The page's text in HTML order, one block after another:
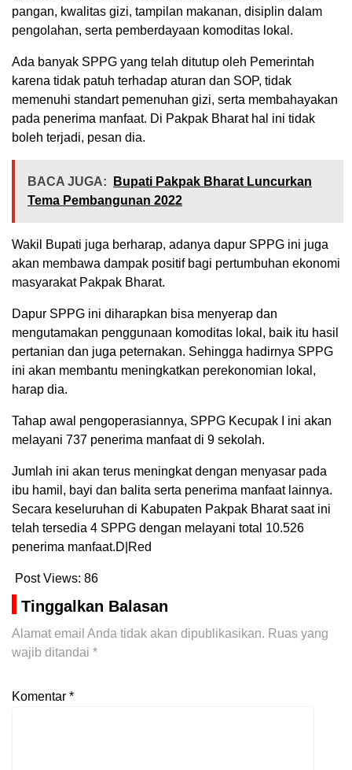
pangan, kwalitas gizi, tampilan makanan, disiplin dalam
pengolahan, serta pemberdayaan komoditas lokal.
Ada banyak SPPG yang telah ditutup oleh Pemerintah
karena tidak patuh terhadap aturan dan SOP, tidak
memenuhi standart pemenuhan gizi, serta membahayakan
pada penerima manfaat. Di Pakpak Bharat hal ini tidak
boleh terjadi, pesan dia.
BACA JUGA:
Bupati Pakpak Bharat Luncurkan
Tema Pembangunan 2022
Wakil Bupati juga berharap, adanya dapur SPPG ini juga
akan membawa dampak positif bagi pertumbuhan ekonomi
masyarakat Pakpak Bharat.
Dapur SPPG ini diharapkan bisa menyerap dan
mengutamakan penggunaan komoditas lokal, baik itu hasil
pertanian dan juga peternakan. Sehingga hadirnya SPPG
ini akan membantu meningkatkan perekonomian lokal,
harap dia.
Tahap awal pengoperasiannya, SPPG Kecupak I ini akan
melayani 737 penerima manfaat di 9 sekolah.
Jumlah ini akan terus meningkat dengan menyasar pada
ibu hamil, bayi dan balita serta penerima manfaat lainnya.
Secara keseluruhan di Kabupaten Pakpak Bharat saat ini
telah tersedia 4 SPPG dengan melayani total 10.526
penerima manfaat.D|Red
Post Views: 86
Tinggalkan Balasan
Alamat email Anda tidak akan dipublikasikan. Ruas yang
wajib ditandai *
Komentar *